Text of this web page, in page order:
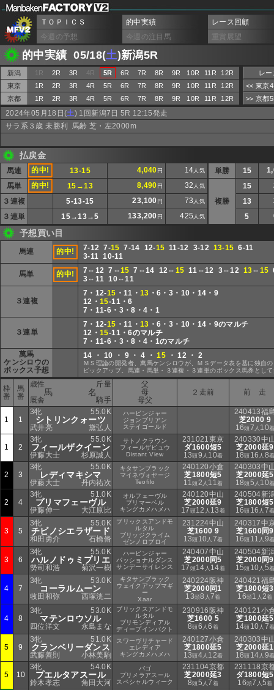
ＴＯＰＩＣＳ 的中実績
レース回顧
今週の予想
今週の注目馬 重賞展望
的中実績 05/18(土)新潟5R
新潟 1R 2R 3R 4R 5R 6R 7R 8R 9R 10R 11R
12R
東京
1R 2R 3R 4R 5R 6R 7R 8R 9R 10R 11R
12R
京都
1R 2R 3R 4R 5R 6R 7R 8R 9R 10R 11R 12R
レ
<< 東京
>> 京都
2024年05月18日(土) 1回新潟7日 5R 12:15発走
サラ系３歳 未勝利 馬齢 芝・左2000m
払戻金
馬連 的中! 13-15 4,040 円 14人気
馬単 的中! 15→13 8,490 円 32 人気
３連複 5-13-15 23,100 円 73 人気
３連単 15→13→5 133,200 円 425 人気
単勝 15
複勝
15
13
5
予想買い目
馬連 的中! 7-12 7-15 7-14 12-15 11-12 3-12 13-15 6-11
3-11 10-11
馬単 的中! 7⇔12 7⇔15 7⇔14 12⇔ 15 11⇔12 3⇔12 13⇔ 15
3⇔11 10⇔11
３連複
7・12-15 ・11・ 13 ・6・3・10・14・9
12・15-11・6
7・11-6・3・8・4・1
３連単
7・12-15 ・11・ 13 ・6・3・10・14・9のマルチ
12・15-11・6のマルチ
7・11-6・3・8・4・1のマルチ
萬馬
ケンシロウの
ボックス予想
14 ・ 10 ・ 9 ・ 4 ・15 ・ 12 ・ 2
ＭＳ理論の開発者、萬馬ケンシロウが、ＭＳデータ表を基に独自
ピックアップ。馬連・馬単・３連複・３連単のボックス馬券とし
枠
番
馬
番
斤量
歳性
馬 名
厩舎 騎手
父
母
母父
２走前 前 走
1 1
55.0K
3牝
シトリンクォーツ
武井亮 黛弘人
ハービンジャー
ジョンブリアン
ステイゴールド
240413福
芝2000 9
16頭7 人 10
1 2
55.0K
3牝
フィールザクイーン
伊藤大士 杉原誠人
サトノクラウン
フィールザビュウ
Distant View
231021東京
ダ1600短5
13頭9 人 10着
240330中
芝2000延9
18頭 16 人 8
2 3
55.0K
3牝
レディマキシマ
伊藤大士 丹内祐次
キタサンブラック
マイネヴォヤージ
Teofilo
240120小倉
芝1800短5
11頭2 人 11着
240303中
芝2000延5
18頭5 人 10
2 4
51.0K
3牝
プリマフェーヴル
伊藤伸一 大江原比
オルフェーヴル
プリマーベル
キングカメハメハ
240120中山
芝2000延9
17 頭12 人 13 着
240504新
芝1800短5
16頭 16 人 7
3 5
55.0K
3牝
チビノシエラザード
和田勇介 石橋脩
ブリックスアンドモ
ルタル
ブリッジクライム
ゼンノロブロイ
231224中山
芝1600 9
13頭 10 人 7着
240317中
芝1600同9
16頭 11 人 9
3 6
55.0K
3牝
ハルノドゥミプリエ
勢司和浩 菊沢一樹
ハービンジャー
パッショナルダンス
サンデーサイレンス
240407中山
芝2000同5
17 頭14 人 14着
240504新
芝2000同9
15頭 10 人 5
4 7
53.0K
3牝
コーラルムーン
牧田和弥 西塚洸二
キタサンブラック
ウェイクアップマギ
ー
Xaar
240224阪神
芝2000同1
13頭8 人 7着
240421福
芝1800短3
16頭1 人2着
4 8
53.0K
3牝
マテンロウソル
四位洋文 永島まな
ブリックスアンドモ
ルタル
プリモンディアル
ディープインパクト
230916阪神
芝1600 5
8頭6 人6 着
240121小
芝1800延5
14頭 10 人 7
5 9
51.0K
3牝
クランベリーダンス
武藤善則 小林美駒
スワーヴリチャード
エレディア
キングカメハメハ
240127小倉
芝1800延5
13頭4 人 12着
240303中
芝2000延1
18頭 14 人 9
5 10
54.0K
3牝
プエルタアスール
鈴木孝志 角田大河
バゴ
プリメラアスール
スペシャルウィーク
231104京都
芝2000延3
8頭5 人 7 着
231118京
ダ1800短5
16頭7 人5着